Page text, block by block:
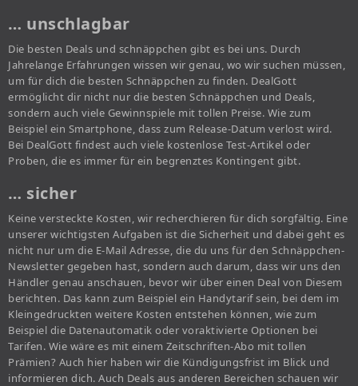
… unschlagbar
Die besten Deals und schnäppchen gibt es bei uns. Durch
Jahrelange Erfahrungen wissen wir genau, wo wir suchen müssen,
um für dich die besten Schnäppchen zu finden. DealGott
ermöglicht dir nicht nur die besten Schnäppchen und Deals,
sondern auch viele Gewinnspiele mit tollen Preise. Wie zum
Beispiel ein Smartphone, dass zum Release-Datum verlost wird.
Bei DealGott findest auch viele kostenlose Test-Artikel oder
Proben, die es immer für ein begrenztes Kontingent gibt.
… sicher
Keine versteckte Kosten, wir recherchieren für dich sorgfältig. Eine
unserer wichtigsten Aufgaben ist die Sicherheit und dabei geht es
nicht nur um die E-Mail Adresse, die du uns für den Schnäppchen-
Newsletter gegeben hast, sondern auch darum, dass wir uns den
Händler genau anschauen, bevor wir über einen Deal von Diesem
berichten. Das kann zum Beispiel ein Handytarif sein, bei dem im
Kleingedruckten weitere Kosten entstehen können, wie zum
Beispiel die Datenautomatik oder voraktivierte Optionen bei
Tarifen. Wie wäre es mit einem Zeitschriften-Abo mit tollen
Prämien? Auch hier haben wir die Kündigungsfrist im Blick und
informieren dich. Auch Deals aus anderen Bereichen schauen wir